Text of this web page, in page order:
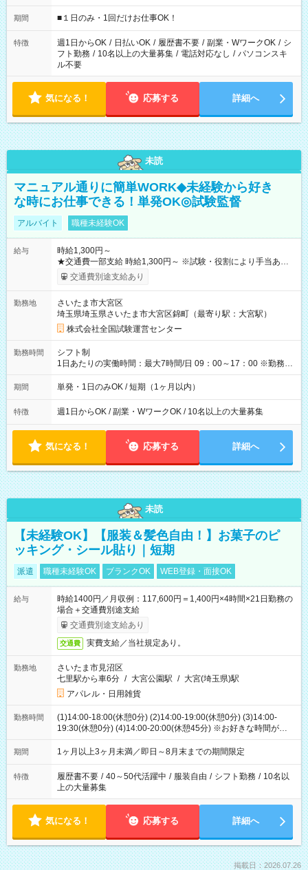
etc ★最短で3時間で5,120円のお仕事から 15時間で2万円近く稼
げるお仕事も！ ご希望のお時間に合わせてご紹介！ ※シフトは
ください！
期間 ■１日のみ・1回だけお仕事OK！
特徴 週1日からOK / 日払いOK / 履歴書不要 / 副業・WワークOK / シ
フト勤務 / 10名以上の大量募集 / 電話対応なし / パソコンスキ
ル不要
気になる！ 応募する 詳細へ
未読
マニュアル通りに簡単WORK◆未経験から好き
な時にお仕事できる！単発OK◎試験監督
アルバイト 職種未経験OK
給与
時給1,300円～
★交通費一部支給 時給1,300円～ ※試験・役割により手当あり
※勤務回数により昇給あり 【即給（前払い）オプションあ
り！】 希望される場合、勤務から1週間ほどで給与の一部を受け
例】 ・河合塾模擬試験 8:30～17:30（休憩1時間） 時給1,300円
×8時間＝日収10,400円＋交通費 ※当日の役割により時給＋100
円の場合あり ・国家試験 7:00～13:30（休憩なし） 時給1,300
円（役割手当＋100円）×6時間＝日収8,400円＋交通費 【試用期
間】試用期間なし
交通費別途支給あり
勤務地
さいたま市大宮区
埼玉県埼玉県さいたま市大宮区錦町（最寄り駅：大宮駅）
株式会社全国試験運営センター
勤務時間
シフト制
1日あたりの実働時間：最大7時間/日 09：00～17：00 ※勤務時
間は 試験により異なります。
期間 単発・1日のみOK / 短期（1ヶ月以内）
特徴 週1日からOK / 副業・WワークOK / 10名以上の大量募集
気になる！ 応募する 詳細へ
未読
【未経験OK】【服装＆髪色自由！】お菓子のピ
ッキング・シール貼り｜短期
派遣 職種未経験OK ブランクOK WEB登録・面接OK
給与
時給1400円／月収例：117,600円＝1,400円×4時間×21日勤務の
場合＋交通費別途支給
交通費別途支給あり
交通費 実費支給／当社規定あり。
勤務地
さいたま市見沼区
七里駅から車6分 / 大宮公園駅 / 大宮(埼玉県)駅
アパレル・日用雑貨
勤務時間
(1)14:00-18:00(休憩0分) (2)14:00-19:00(休憩0分) (3)14:00-
19:30(休憩0分) (4)14:00-20:00(休憩45分) ※お好きな時間が選べ
ます
期間 1ヶ月以上3ヶ月未満／即日～8月末までの期間限定
特徴 履歴書不要 / 40～50代活躍中 / 服装自由 / シフト勤務 / 10名以
上の大量募集
気になる！ 応募する 詳細へ
掲載日：2026.07.26